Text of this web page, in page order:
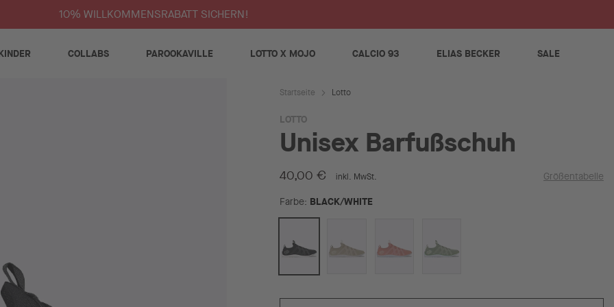
10% WILLKOMMENSRABATT SICHERN!
COLLABS PAROOKAVILLE LOTTO X MOJO CALCIO 93 ELIAS BECKER SALE
LOTTO
Unisex Barfußschuh
40,00 € inkl. MwSt. Größentabelle
Farbe BLACK/WHITE
Startseite Lotto